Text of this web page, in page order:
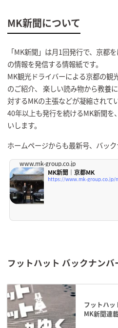
MK新聞について
「MK新聞」は月1回発行で、京都
の情報を発信する情報紙です。
MK観光ドライバーによる京都の観
のご紹介、 楽しい読み物から教養
対するMKの主張などが凝縮されてい
40年以上も発行を続けるMK新聞を
いします。
ホームページからも最新号、バック
www.mk-group.co.jp
MK新聞｜京都MK
https://www.mk-group.co.jp/
フットハット バックナンバ
フットハッ
MK新聞連